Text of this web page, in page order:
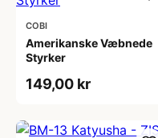
COBI
Amerikanske Væbnede
Styrker
149,00 kr